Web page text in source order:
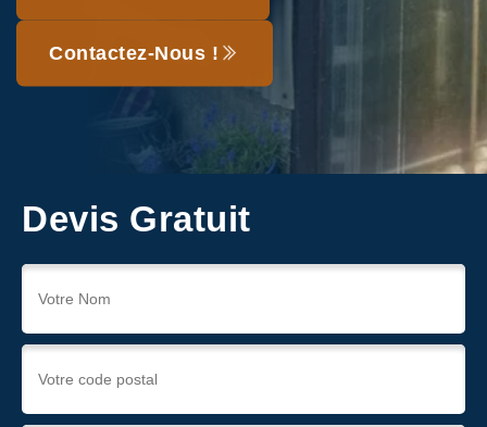
Contactez-Nous !
Devis Gratuit